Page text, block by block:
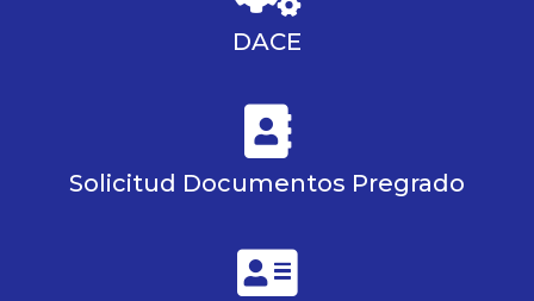
DACE
Solicitud Documentos Pregrado